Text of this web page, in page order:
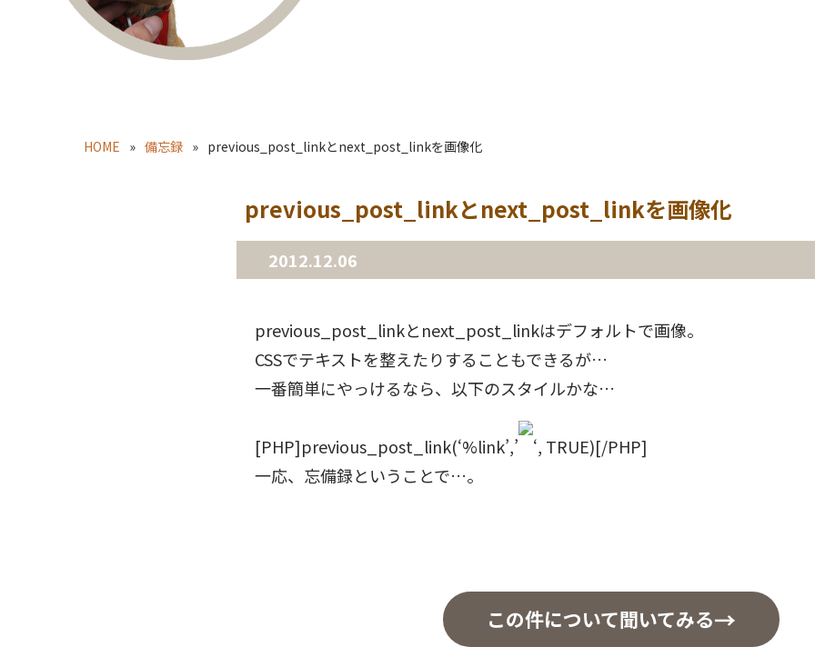
HOME 備忘録 previous_post_linkとnext_post_linkを画像化
previous_post_linkとnext_post_linkを画像化
2012.12.06
previous_post_linkとnext_post_linkはデフォルトで画像。
CSSでテキストを整えたりすることもできるが…
一番簡単にやっけるなら、以下のスタイルかな…
[PHP]previous_post_link(‘%link’,’
‘, TRUE)[/PHP]
一応、忘備録ということで…。
この件について聞いてみる